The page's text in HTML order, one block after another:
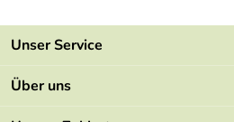
Unser Service
Kontakt
Über uns